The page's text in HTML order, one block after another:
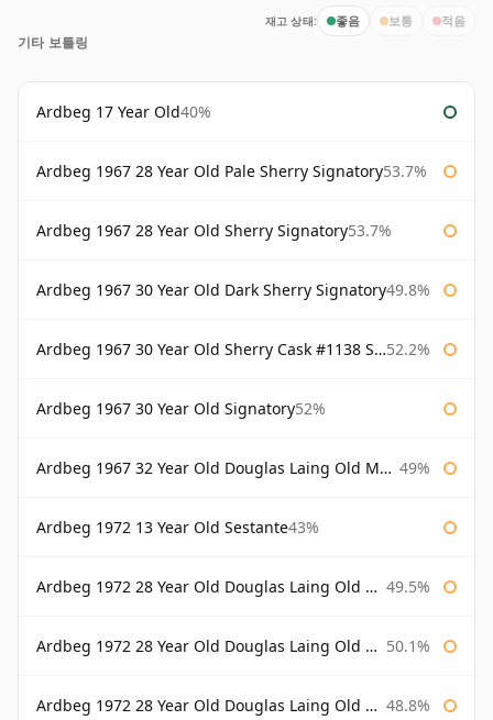
재고 상태: 좋음 보통 적음
기타 보틀링
Ardbeg 17 Year Old40%
Ardbeg 1967 28 Year Old Pale Sherry Signatory53.7%
Ardbeg 1967 28 Year Old Sherry Signatory53.7%
Ardbeg 1967 30 Year Old Dark Sherry Signatory49.8%
Ardbeg 1967 30 Year Old Sherry Cask #1138 Signatory 52.2%
Ardbeg 1967 30 Year Old Signatory52%
Ardbeg 1967 32 Year Old Douglas Laing Old Malt Cask 49%
Ardbeg 1972 13 Year Old Sestante43%
Ardbeg 1972 28 Year Old Douglas Laing Old Malt Cask 49.5%
Ardbeg 1972 28 Year Old Douglas Laing Old Malt Cask Bottled 2000 50.1%
Ardbeg 1972 28 Year Old Douglas Laing Old Malt Cask Bottled 2001 48.8%